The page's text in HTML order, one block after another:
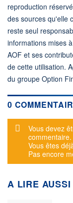
reproduction
des sources qu'elle
reste seul
informations mises
AOF et ses
de cette utilisation.
du groupe Option
0
Message
Vous devez
commentaire.
Vous êtes
Pas encore
A LIRE AUSSI